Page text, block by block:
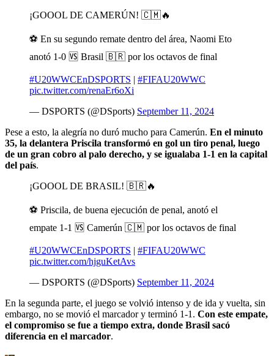
¡GOOOL DE CAMERÚN! 🇨🇲🔥
⚽ En su segundo remate dentro del área, Naomi Eto
anotó 1-0 🆚 Brasil 🇧🇷 por los octavos de final
#U20WWCEnDSPORTS | #FIFAU20WWC
pic.twitter.com/renaEr6oXi
— DSPORTS (@DSports) September 11, 2024
Pese a esto, la alegría no duró mucho para Camerún. En el minuto
35, la delantera Priscila transformó en gol un tiro penal, luego
de un gran cobro al palo derecho, y se igualaba 1-1 en la capital
del país.
¡GOOOL DE BRASIL! 🇧🇷🔥
⚽ Priscila, de buena ejecución de penal, anotó el
empate 1-1 🆚 Camerún 🇨🇲 por los octavos de final
#U20WWCEnDSPORTS | #FIFAU20WWC
pic.twitter.com/hjguKetAvs
— DSPORTS (@DSports) September 11, 2024
En la segunda parte, el juego se volvió intenso y de ida y vuelta, sin
embargo, no se movió el marcador y terminó 1-1. Con este empate,
el compromiso se fue a tiempo extra, donde Brasil sacó
diferencia en el marcador.